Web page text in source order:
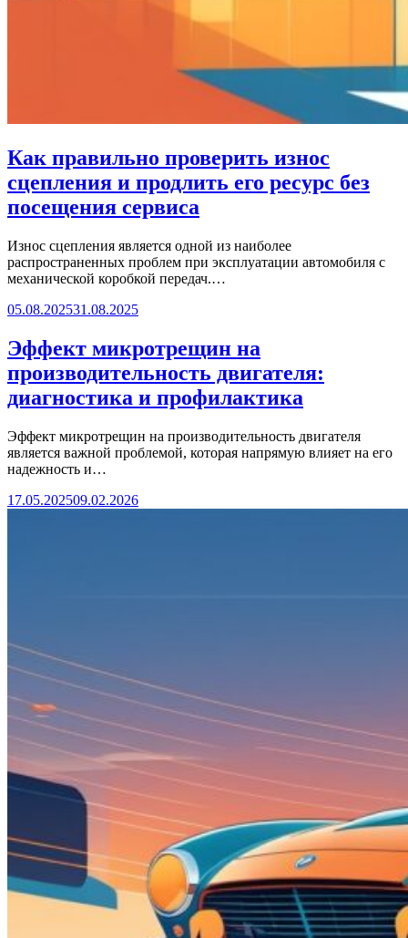
Как правильно проверить износ
сцепления и продлить его ресурс без
посещения сервиса
Износ сцепления является одной из наиболее
распространенных проблем при эксплуатации автомобиля с
механической коробкой передач.…
05.08.202531.08.2025
Эффект микротрещин на
производительность двигателя:
диагностика и профилактика
Эффект микротрещин на производительность двигателя
является важной проблемой, которая напрямую влияет на его
надежность и…
17.05.202509.02.2026